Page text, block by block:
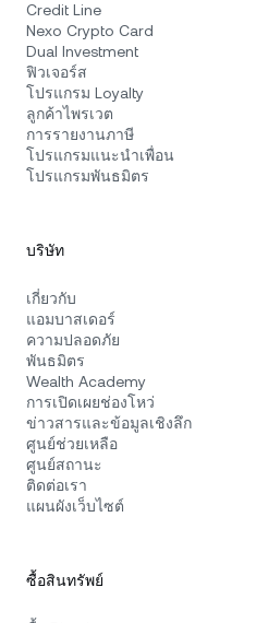
Credit Line
Nexo Crypto Card
Dual Investment
ฟิวเจอร์ส
โปรแกรม Loyalty
ลูกค้าไพรเวต
การรายงานภาษี
โปรแกรมแนะนำเพื่อน
โปรแกรมพันธมิตร
บริษัท
เกี่ยวกับ
แอมบาสเดอร์
ความปลอดภัย
พันธมิตร
Wealth Academy
การเปิดเผยช่องโหว่
ข่าวสารและข้อมูลเชิงลึก
ศูนย์ช่วยเหลือ
ศูนย์สถานะ
ติดต่อเรา
แผนผังเว็บไซต์
ซื้อสินทรัพย์